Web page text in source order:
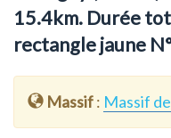
15.4km. Durée
rectangle jaune
Massif: Massif